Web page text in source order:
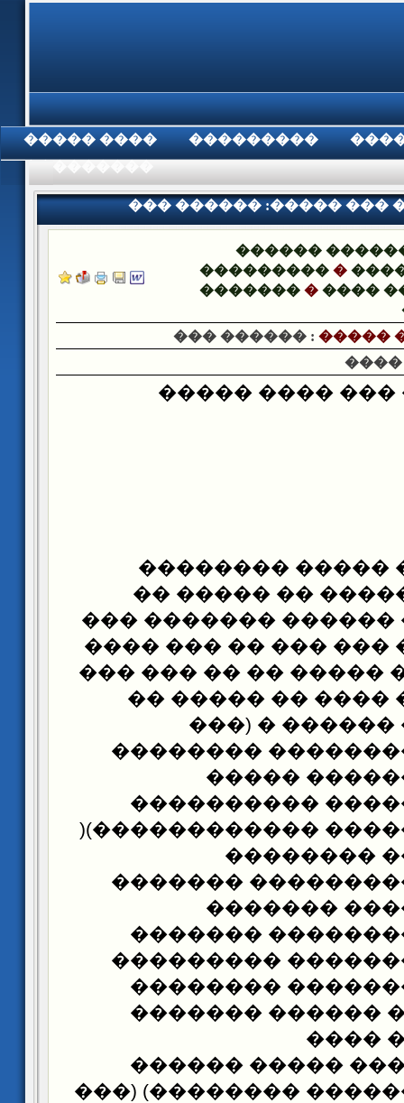
���� ����� ���������
��� ������ :����� ���
������
����������
�������� ����
��� ������ : �����
����
����� ��� ����
�� ����� ���
�������� �
���� ������ ������
�� ���� ���� ���
��� ���� �� � �����
���� ���� ��
������ ����
��������
���������
���������
������ ��������
���
���������
���������
���������
���������
��������
�����������
�������������
����� ����������